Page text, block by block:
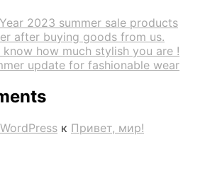
2023 summer sale products
after buying goods from us.
know how much stylish you are !
update for fashionable wear
к Привет, мир!